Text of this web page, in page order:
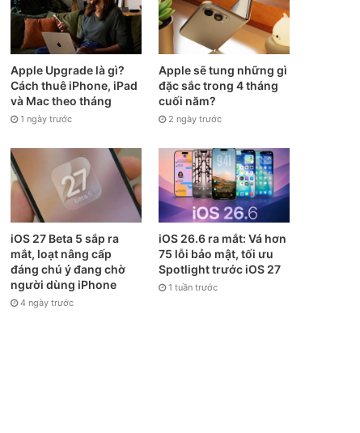
Apple Upgrade là gì?
Cách thuê iPhone, iPad
và Mac theo tháng
1 ngày trước
Apple sẽ tung những gì
đặc sắc trong 4 tháng
cuối năm?
2 ngày trước
iOS 27 Beta 5 sắp ra
mắt, loạt nâng cấp
đáng chú ý đang chờ
người dùng iPhone
4 ngày trước
iOS 26.6 ra mắt: Vá hơn
75 lỗi bảo mật, tối ưu
Spotlight trước iOS 27
1 tuần trước